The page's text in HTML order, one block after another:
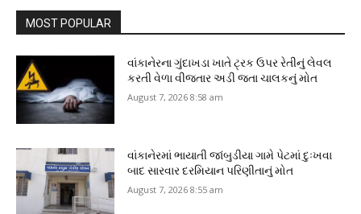
MOST POPULAR
વાંકાનેરના ગુંદાખડા ખાતે ટ્રક ઉપર રેતીનું લેવલ
કરતી વેળા વીજતાર અડી જતા ચાલકનું મોત
August 7, 2026 8:58 am
વાંકાનેરમાં ભાયાતી જાંબુડીયા ગામે પેટમાં દુઃખવા
બાદ સારવાર દરમિયાન પરિણીતાનું મોત
August 7, 2026 8:55 am